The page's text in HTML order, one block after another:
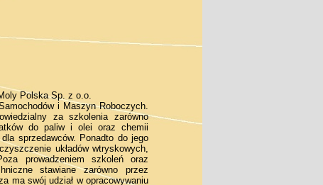
Polska Sp. z o.o.
i Maszyn Roboczych.
za szkolenia zarówno
do paliw i olei oraz chemii
sprzedawców. Ponadto do jego
układów wtryskowych,
prowadzeniem szkoleń oraz
stawiane zarówno przez
ma swój udział w opracowywaniu